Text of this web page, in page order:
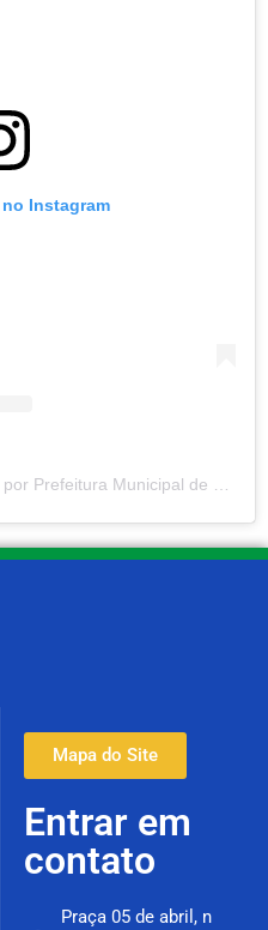
Instagram
Mapa do Site
Entrar em
contato
Praça 05 de abril, n